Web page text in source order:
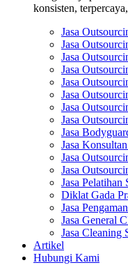
konsisten,
Jasa
Jasa
Jasa
Jasa
Jasa
Jasa
Jasa
Jasa
Jasa
Jasa
Jasa
Jasa
Jasa Pelatihan
Diklat Gada
Jasa
Jasa General
Jasa Cleaning
Artikel
Hubungi Kami